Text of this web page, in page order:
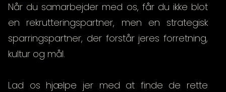
Når du samarbejder med os, får du ikke blot
en rekrutteringspartner, men en strategisk
sparringspartner, der forstår jeres forretning,
kultur og mål.
Lad os hjælpe jer med at finde de rette